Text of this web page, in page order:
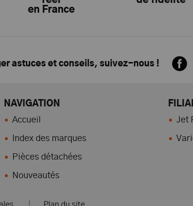
en France
astuces et conseils, suivez-nous !
NAVIGATION
Accueil
Index des marques
Pièces détachées
Nouveautés
Jet